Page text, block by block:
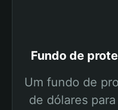
Fundo de
Um fundo de
de dólares